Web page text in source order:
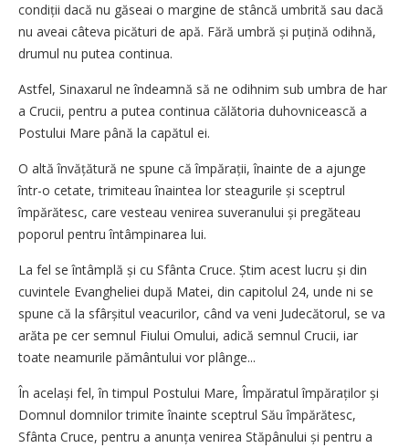
condiții dacă nu găseai o margine de stâncă umbrită sau dacă
nu aveai câteva picături de apă. Fără umbră și puțină odihnă,
drumul nu putea continua.
Astfel, Sinaxarul ne îndeamnă să ne odihnim sub umbra de har
a Crucii, pentru a putea continua călătoria duhovnicească a
Postului Mare până la capătul ei.
O altă învățătură ne spune că împărații, înainte de a ajunge
într-o cetate, trimiteau înaintea lor steagurile și sceptrul
împărătesc, care vesteau venirea suveranului și pregăteau
poporul pentru întâmpinarea lui.
La fel se întâmplă și cu Sfânta Cruce. Știm acest lucru și din
cuvintele Evangheliei după Matei, din capitolul 24, unde ni se
spune că la sfârșitul veacurilor, când va veni Judecătorul, se va
arăta pe cer semnul Fiului Omului, adică semnul Crucii, iar
toate neamurile pământului vor plânge...
În același fel, în timpul Postului Mare, Împăratul împăraților și
Domnul domnilor trimite înainte sceptrul Său împărătesc,
Sfânta Cruce, pentru a anunța venirea Stăpânului și pentru a